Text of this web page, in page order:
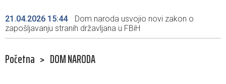
21.04.2026 15:44
Dom naroda usvojio novi zakon o
zapošljavanju stranih državljana u FBiH
Početna > DOM NARODA